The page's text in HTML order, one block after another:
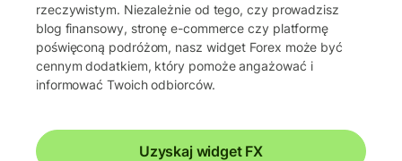
rzeczywistym. Niezależnie od tego, czy prowadzisz
blog finansowy, stronę e-commerce czy platformę
poświęconą podróżom, nasz widget Forex może być
cennym dodatkiem, który pomoże angażować i
informować Twoich odbiorców.
Uzyskaj widget FX